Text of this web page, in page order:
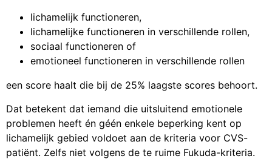
lichamelijk functioneren,
lichamelijke functioneren in verschillende rollen,
sociaal functioneren of
emotioneel functioneren in verschillende rollen
een score haalt die bij de 25% laagste scores behoort.
Dat betekent dat iemand die uitsluitend emotionele
problemen heeft én géén enkele beperking kent op
lichamelijk gebied voldoet aan de kriteria voor CVS-
patiënt. Zelfs niet volgens de te ruime Fukuda-kriteria.